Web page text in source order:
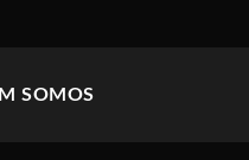
SOMOS